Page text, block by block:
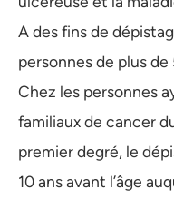
A des fins de
personnes de plus
Chez les personnes
familiaux de cancer
premier degré, le
10 ans avant l’âge